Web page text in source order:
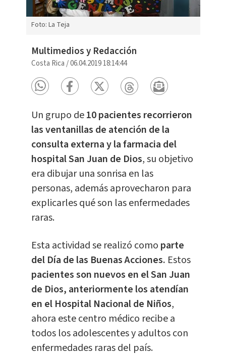
Foto: La Teja
Multimedios y Redacción
Costa Rica /06.04.2019 18:14:44
Un grupo de10 pacientes recorrieron
las ventanillas de atención de la
consulta externa y la farmacia del
hospital San Juan de Dios, su objetivo
era dibujar una sonrisa en las
personas, además aprovecharon para
explicarles qué son las enfermedades
raras.
Esta actividad se realizó como parte
del Día de las Buenas Acciones. Estos
pacientes son nuevos en el San Juan
de Dios, anteriormente los atendían
en el Hospital Nacional de Niños,
ahora este centro médico recibe a
todos los adolescentes y adultos con
enfermedades raras del país.